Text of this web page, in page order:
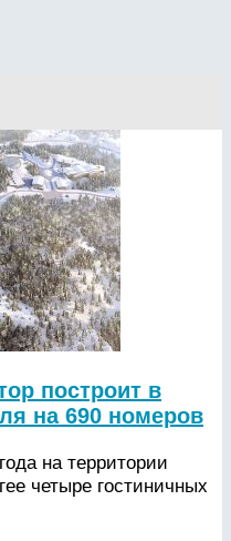
построит в
на 690 номеров
на территории
четыре гостиничных